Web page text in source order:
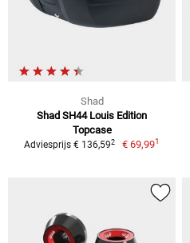
Shad
Shad SH44 Louis Edition
Topcase
Adviesprijs € 136,592 € 69,991